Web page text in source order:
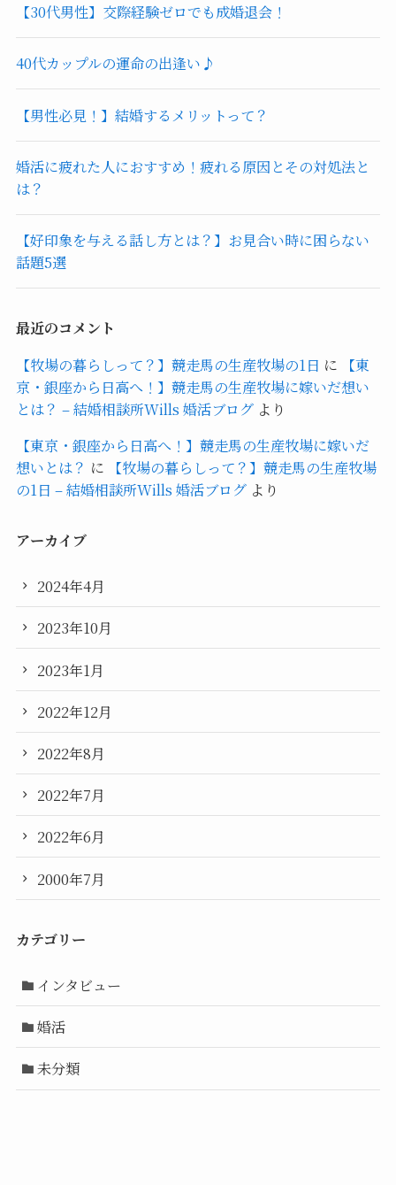
【30代男性】交際経験ゼロでも成婚退会！
40代カップルの運命の出逢い♪
【男性必見！】結婚するメリットって？
婚活に疲れた人におすすめ！疲れる原因とその対処法と
は？
【好印象を与える話し方とは？】お見合い時に困らない
話題5選
最近のコメント
【牧場の暮らしって？】競走馬の生産牧場の1日 に
【東
京・銀座から日高へ！】競走馬の生産牧場に嫁いだ想い
とは？ – 結婚相談所Wills 婚活ブログより
【東京・銀座から日高へ！】競走馬の生産牧場に嫁いだ
想いとは？ に
【牧場の暮らしって？】競走馬の生産牧場
の1日 – 結婚相談所Wills 婚活ブログより
アーカイブ
2024年4月
2023年10月
2023年1月
2022年12月
2022年8月
2022年7月
2022年6月
2000年7月
カテゴリー
インタビュー
婚活
未分類